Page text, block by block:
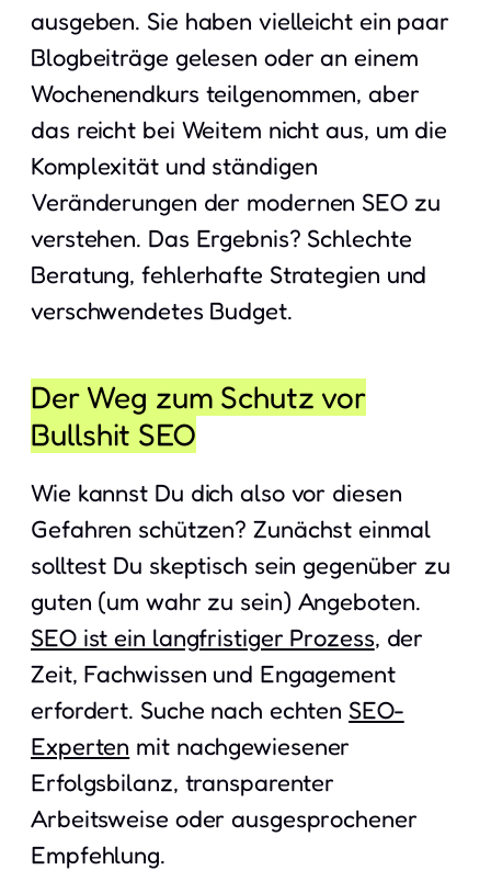
ausgeben. Sie haben vielleicht ein paar
Blogbeiträge gelesen oder an einem
Wochenendkurs teilgenommen, aber
das reicht bei Weitem nicht aus, um die
Komplexität und ständigen
Veränderungen der modernen SEO zu
verstehen. Das Ergebnis? Schlechte
Beratung, fehlerhafte Strategien und
verschwendetes Budget.
Der Weg zum Schutz vor
Bullshit SEO
Wie kannst Du dich also vor diesen
Gefahren schützen? Zunächst einmal
solltest Du skeptisch sein gegenüber zu
guten (um wahr zu sein) Angeboten.
SEO ist ein langfristiger Prozess, der
Zeit, Fachwissen und Engagement
erfordert. Suche nach echten SEO-
Experten mit nachgewiesener
Erfolgsbilanz, transparenter
Arbeitsweise oder ausgesprochener
Empfehlung.